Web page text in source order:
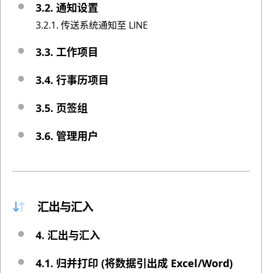
3.2. 通知设置
3.2.1. 传送系统通知至 LINE
3.3. 工作项目
3.4. 行事历项目
3.5. 页签组
3.6. 管理用户
汇出与汇入
4. 汇出与汇入
4.1. 归并打印 (将数据引出成 Excel/Word)